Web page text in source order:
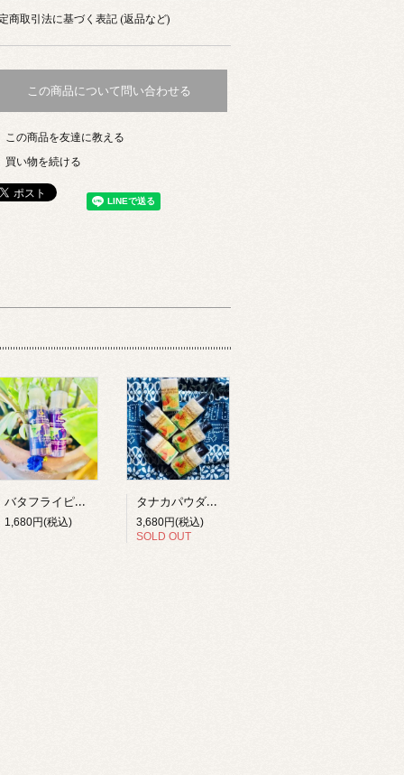
商取引法に基づく表記 (返品など)
この商品について問い合わせる
この商品を友達に教える
買い物を続ける
バタフライピーフラワー（アンチャン）シャンプーorコンディショナー
1,680円(税込)
タナカパウダー 6個入り
3,680円(税込)
SOLD OUT